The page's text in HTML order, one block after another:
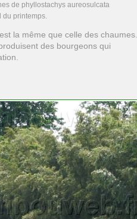
de phyllostachys aureosulcata
du printemps.
la même que celle des chaumes.
des bourgeons qui